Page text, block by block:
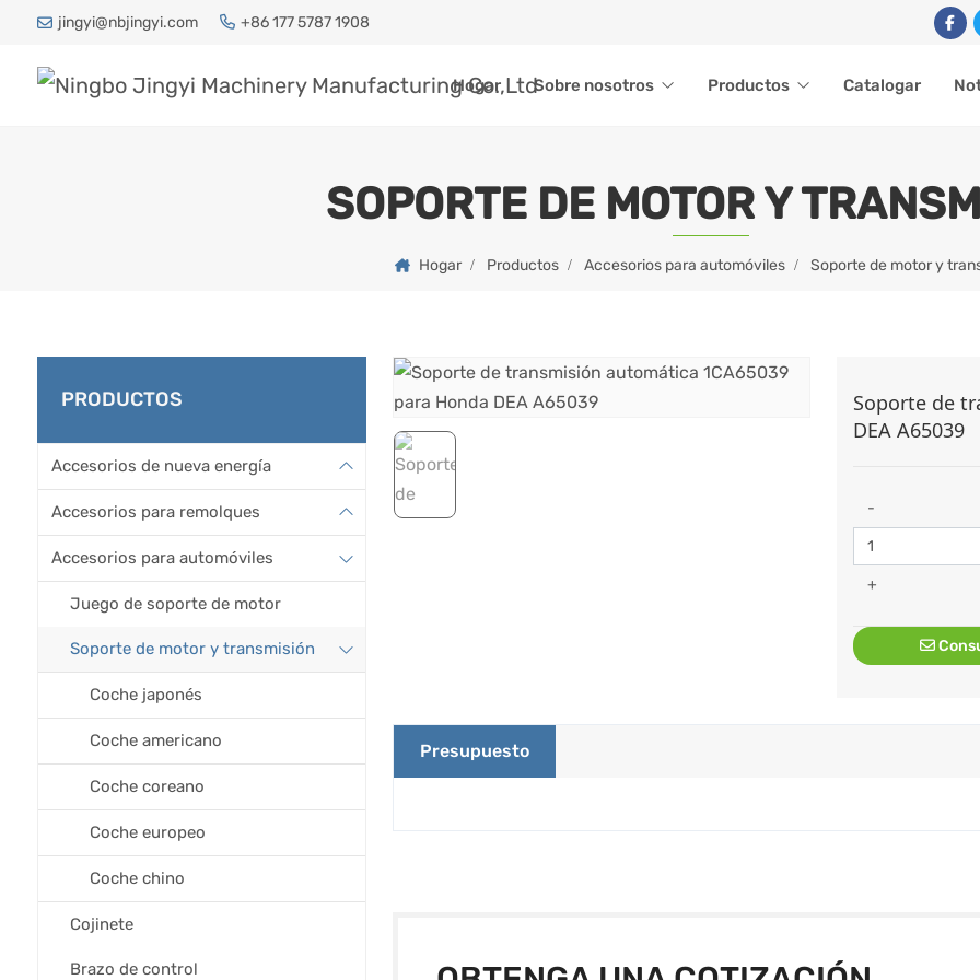
jingyi@nbjingyi.com +86 177 5787 1908
Hogar Sobre nosotros Productos Catalogar
SOPORTE DE MOTOR Y
Hogar Productos Accesorios para automóviles Soporte de motor y
Soporte de
DEA A65039
-
+
Presupuesto
PRODUCTOS
Accesorios de nueva energía
Accesorios para remolques
Accesorios para automóviles
Juego de soporte de motor
Soporte de motor y transmisión
Coche japonés
Coche americano
Coche coreano
Coche europeo
Coche chino
Cojinete
Brazo de control